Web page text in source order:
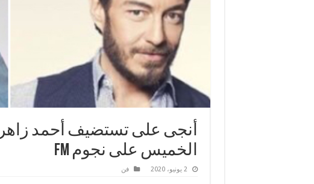
أنجى على تستضيف أحمد زاهر
الخميس على نجوم FM
2 يونيو، 2020 فن